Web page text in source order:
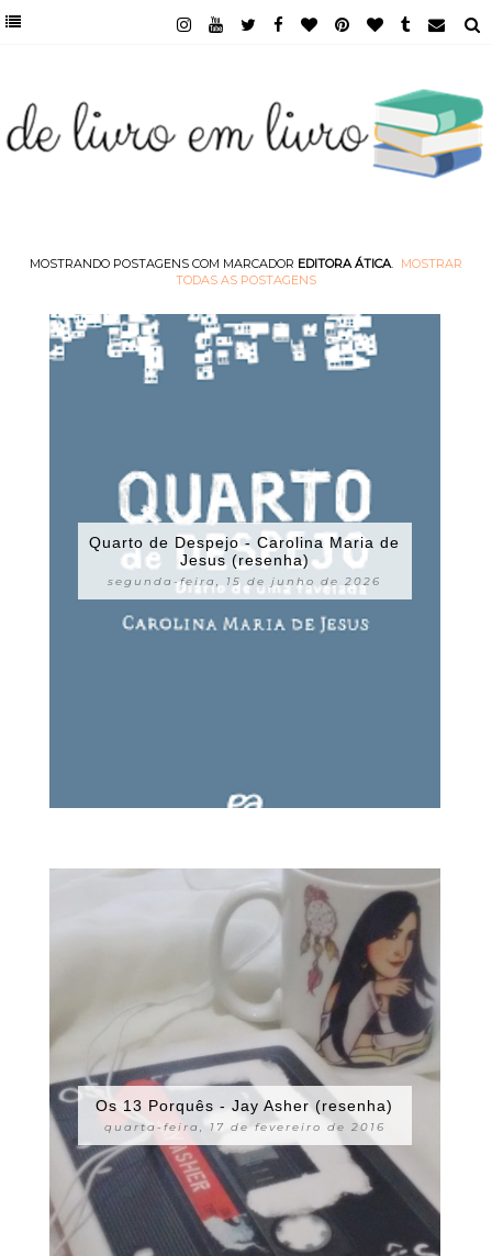
MOSTRANDO POSTAGENS COM MARCADOR EDITORA ÁTICA.
MOSTRAR
TODAS AS POSTAGENS
Quarto de Despejo - Carolina Maria de
Jesus (resenha)
segunda-feira, 15 de junho de 2026
Os 13 Porquês - Jay Asher (resenha)
quarta-feira, 17 de fevereiro de 2016